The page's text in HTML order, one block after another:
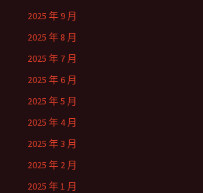
2025 年 9 月
2025 年 8 月
2025 年 7 月
2025 年 6 月
2025 年 5 月
2025 年 4 月
2025 年 3 月
2025 年 2 月
2025 年 1 月